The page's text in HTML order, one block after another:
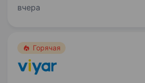
Ви самі вирішуєте, коли і скільки
вчера
Горячая